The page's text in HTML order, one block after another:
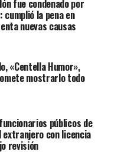
saneamientos de
lo consideramos una
que ocurrió en
a la gente de
un nuevo
de la República
va a permitir
de saneamiento
propiedad particular,
y puedan obtener su
Cárcamo.
fue condenado por
la pena en
nuevas causas
«Centella Humor»,
mostrarlo todo
públicos de
extranjero con licencia
revisión